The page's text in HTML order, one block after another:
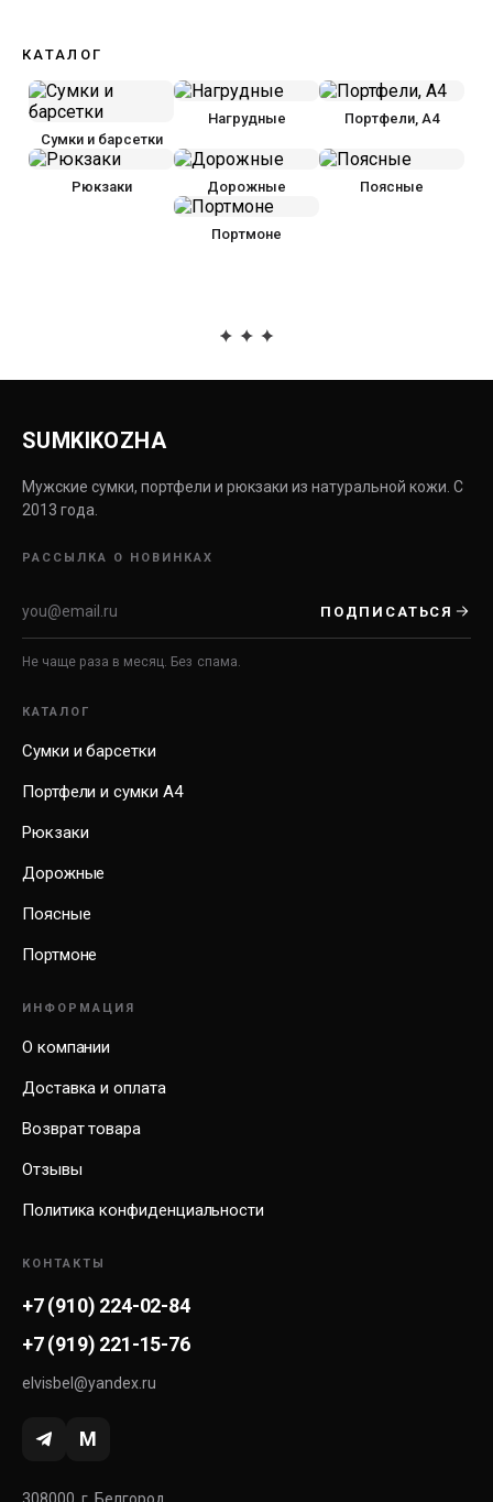
КАТАЛОГ
Сумки и барсетки
Нагрудные Портфели, А4
Рюкзаки Дорожные Поясные
Портмоне
SUMKIKOZHA
Мужские сумки, портфели и рюкзаки из натуральной кожи. С
2013 года.
РАССЫЛКА О НОВИНКАХ
ПОДПИСАТЬСЯ
Не чаще раза в месяц. Без спама.
КАТАЛОГ
Сумки и барсетки
Портфели и сумки А4
Рюкзаки
Дорожные
Поясные
Портмоне
ИНФОРМАЦИЯ
О компании
Доставка и оплата
Возврат товара
Отзывы
Политика конфиденциальности
КОНТАКТЫ
+7 (910) 224-02-84
+7 (919) 221-15-76
elvisbel@yandex.ru
M